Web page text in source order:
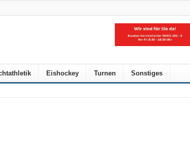
Eishockey Turnen Sonstiges